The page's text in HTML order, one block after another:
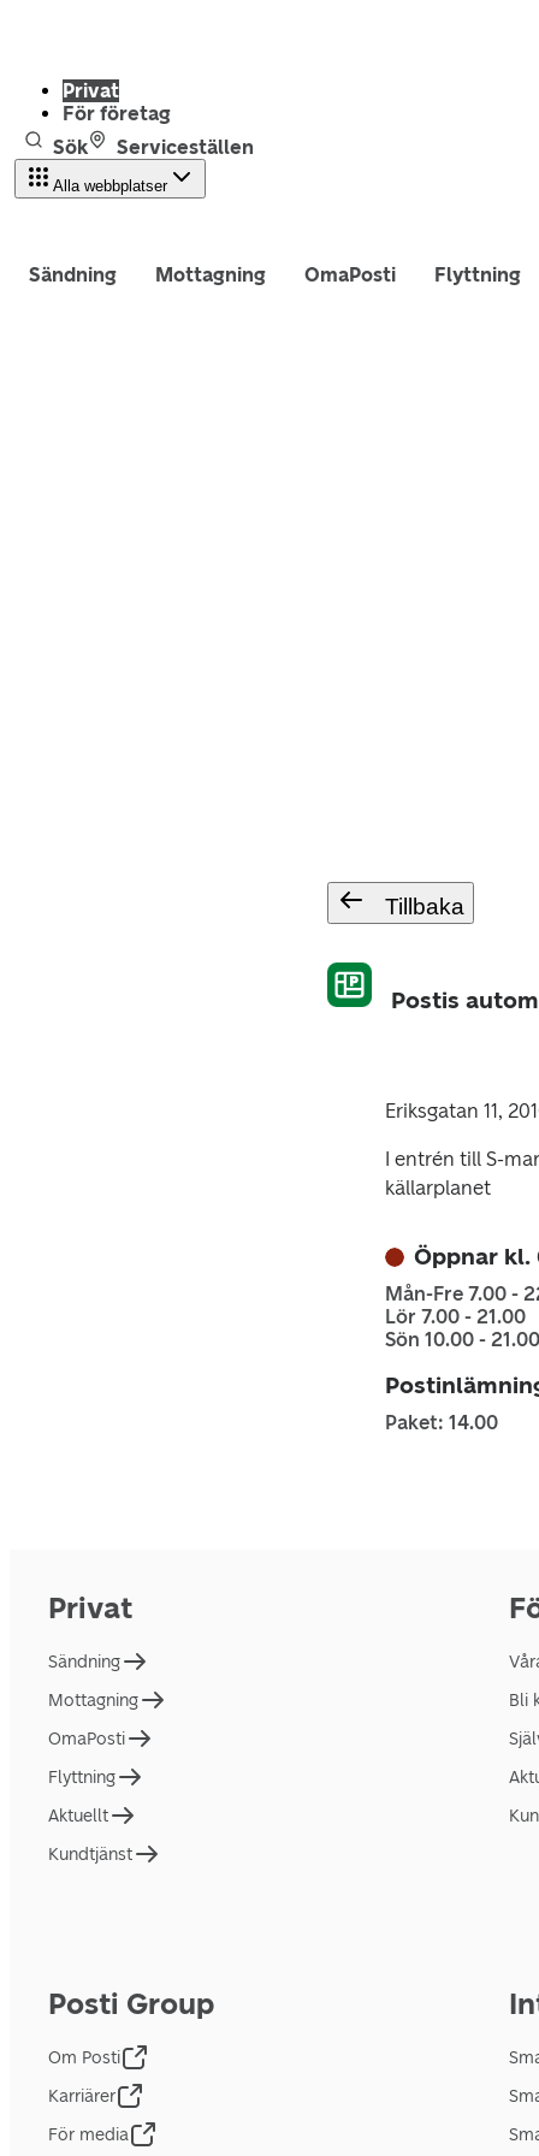
Privat
För företag
Sök
Serviceställen
Alla webbplatser
Sändning Mottagning OmaPosti Flyttning
Tillbaka
Postis
Eriksgatan 11,
I entrén till S-
källarplanet
Öppnar kl.
Mån-Fre 7.00 -
Lör 7.00 - 21.00
Sön 10.00 - 21.00
Paket: 14.00
Privat
Sändning
Mottagning
OmaPosti
Flyttning
Aktuellt
Kundtjänst
Bli
Posti Group
Om Posti
Karriärer
För media